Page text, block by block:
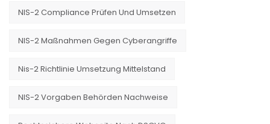
NIS-2 Compliance Prüfen Und Umsetzen
NIS-2 Maßnahmen Gegen Cyberangriffe
Nis-2 Richtlinie Umsetzung Mittelstand
NIS-2 Vorgaben Behörden Nachweise